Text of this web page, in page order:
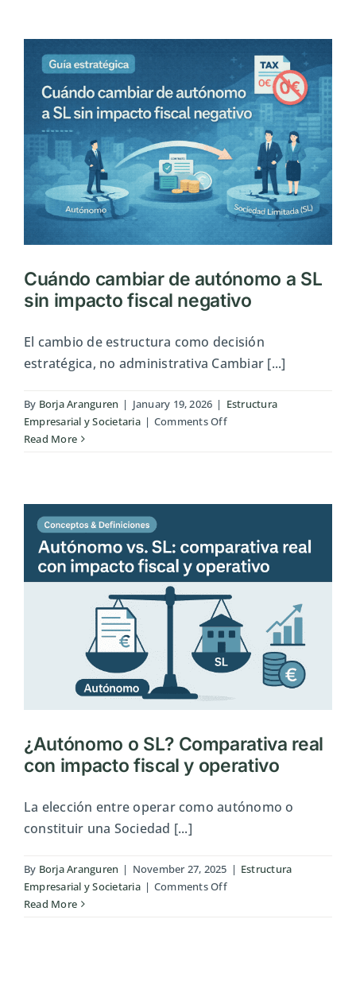
deja
de
ser
Cuándo cambiar de autónomo a SL
sin impacto fiscal negativo
El cambio de estructura como decisión
estratégica, no administrativa Cambiar [...]
By Borja Aranguren | January 19, 2026 | Estructura
Empresarial y Societaria | Comments Offon
a
sin
impacto
negativo
Read More
¿Autónomo o SL? Comparativa real
con impacto fiscal y operativo
La elección entre operar como autónomo o
constituir una Sociedad [...]
By Borja Aranguren | November 27, 2025 | Estructura
Empresarial y Societaria | Comments Offon
Read More